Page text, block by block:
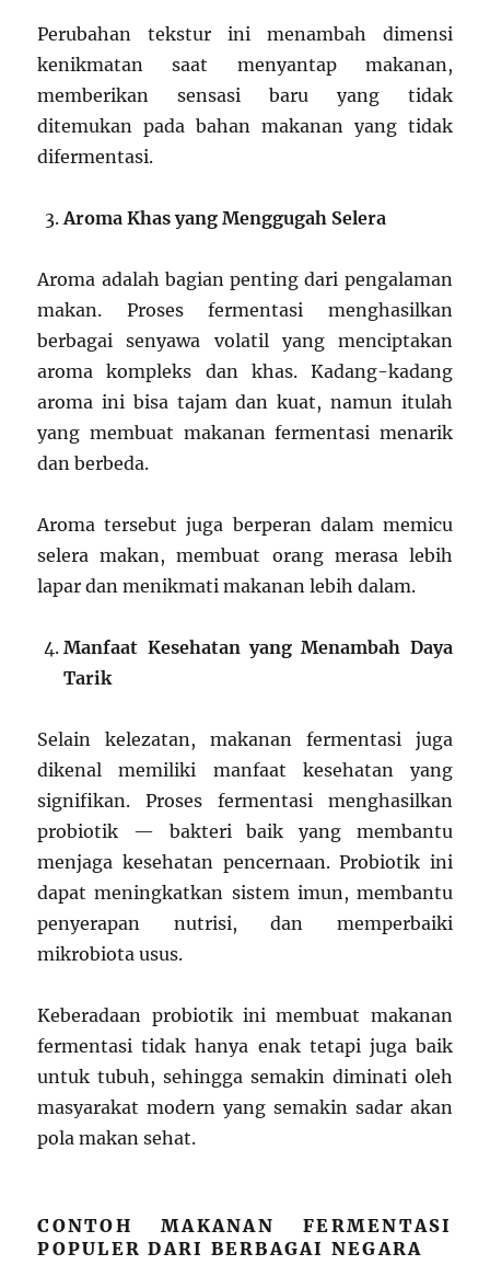
Perubahan tekstur ini menambah dimensi
kenikmatan saat menyantap makanan,
memberikan sensasi baru yang tidak
ditemukan pada bahan makanan yang tidak
difermentasi.
Aroma Khas yang Menggugah Selera
Aroma adalah bagian penting dari pengalaman
makan. Proses fermentasi menghasilkan
berbagai senyawa volatil yang menciptakan
aroma kompleks dan khas. Kadang-kadang
aroma ini bisa tajam dan kuat, namun itulah
yang membuat makanan fermentasi menarik
dan berbeda.
Aroma tersebut juga berperan dalam memicu
selera makan, membuat orang merasa lebih
lapar dan menikmati makanan lebih dalam.
Manfaat Kesehatan yang Menambah Daya
Tarik
Selain kelezatan, makanan fermentasi juga
dikenal memiliki manfaat kesehatan yang
signifikan. Proses fermentasi menghasilkan
probiotik — bakteri baik yang membantu
menjaga kesehatan pencernaan. Probiotik ini
dapat meningkatkan sistem imun, membantu
penyerapan nutrisi, dan memperbaiki
mikrobiota usus.
Keberadaan probiotik ini membuat makanan
fermentasi tidak hanya enak tetapi juga baik
untuk tubuh, sehingga semakin diminati oleh
masyarakat modern yang semakin sadar akan
pola makan sehat.
CONTOH MAKANAN FERMENTASI
POPULER DARI BERBAGAI NEGARA